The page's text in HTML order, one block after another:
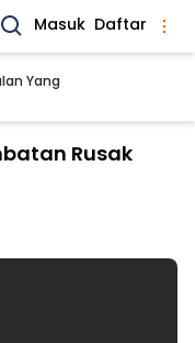
Masuk Daftar
Yang
Rusak